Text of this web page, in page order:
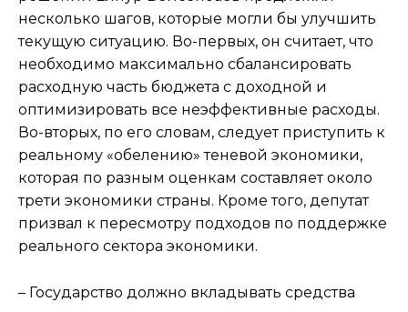
несколько шагов, которые могли бы улучшить
текущую ситуацию. Во-первых, он считает, что
необходимо максимально сбалансировать
расходную часть бюджета с доходной и
оптимизировать все неэффективные расходы.
Во-вторых, по его словам, следует приступить к
реальному «обелению» теневой экономики,
которая по разным оценкам составляет около
трети экономики страны. Кроме того, депутат
призвал к пересмотру подходов по поддержке
реального сектора экономики.
– Государство должно вкладывать средства